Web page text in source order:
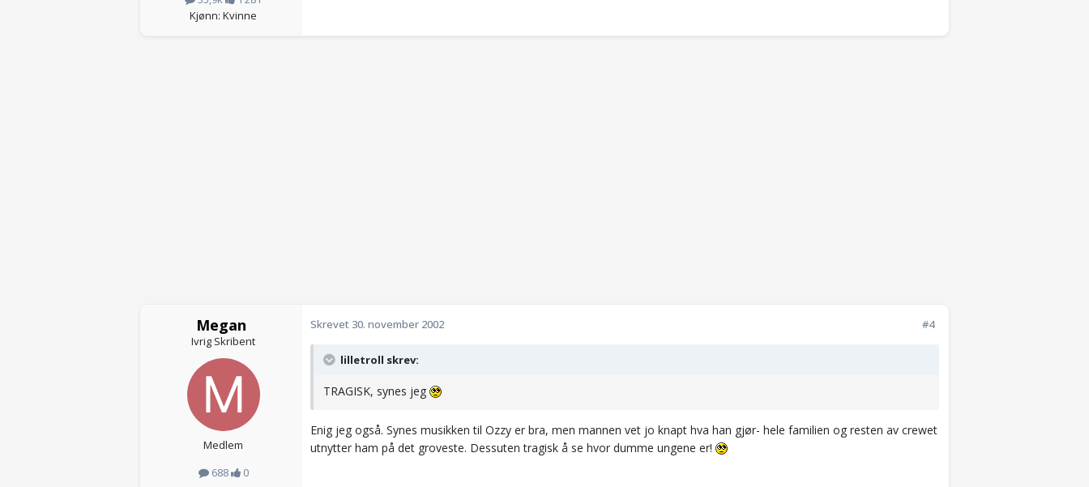
Kjønn: Kvinne
Megan
Ivrig Skribent
Medlem
688
0
#4
Skrevet 30. november 2002
lilletroll skrev:
TRAGISK, synes jeg
Enig jeg også. Synes musikken til Ozzy er bra, men mannen vet jo knapt hva han gjør- hele familien og resten av crewet
utnytter ham på det groveste. Dessuten tragisk å se hvor dumme ungene er!